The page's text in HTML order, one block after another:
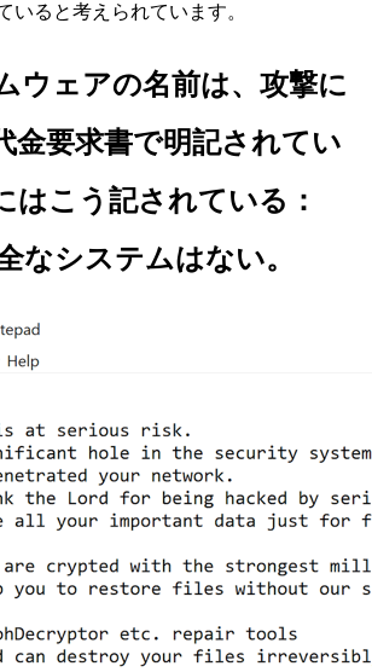
いると考えられています。
ウェアの名前は、攻撃に
金要求書で明記されてい
はこう記されている：
なシステムはない。